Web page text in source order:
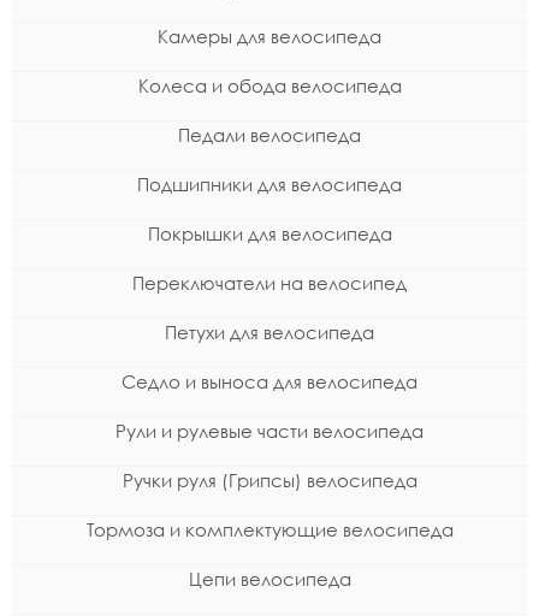
Камеры для велосипеда
Колеса и обода велосипеда
Педали велосипеда
Подшипники для велосипеда
Покрышки для велосипеда
Переключатели на велосипед
Петухи для велосипеда
Седло и выноса для велосипеда
Рули и рулевые части велосипеда
Ручки руля (Грипсы) велосипеда
Тормоза и комплектующие велосипеда
Цепи велосипеда